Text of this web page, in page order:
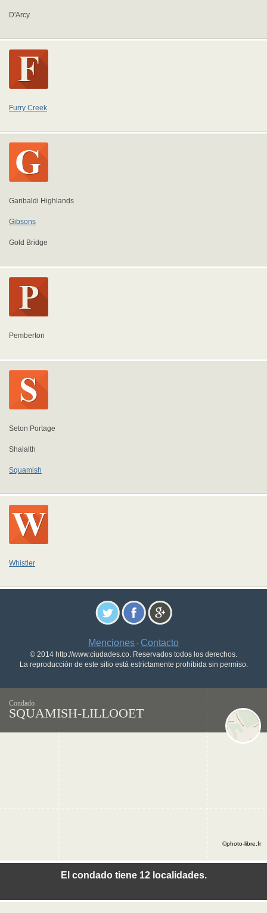
D'Arcy
Furry Creek
Garibaldi Highlands
Gibsons
Gold Bridge
Pemberton
Seton Portage
Shalalth
Squamish
Whistler
Menciones - Contacto
© 2014 http://www.ciudades.co. Reservados todos los derechos.
La reproducción de este sitio está estrictamente prohibida sin permiso.
Condado
SQUAMISH-LILLOOET
El condado tiene 12 localidades.
©photo-libre.fr